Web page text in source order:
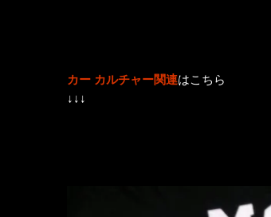
カー カルチャー関連はこちら
↓↓↓